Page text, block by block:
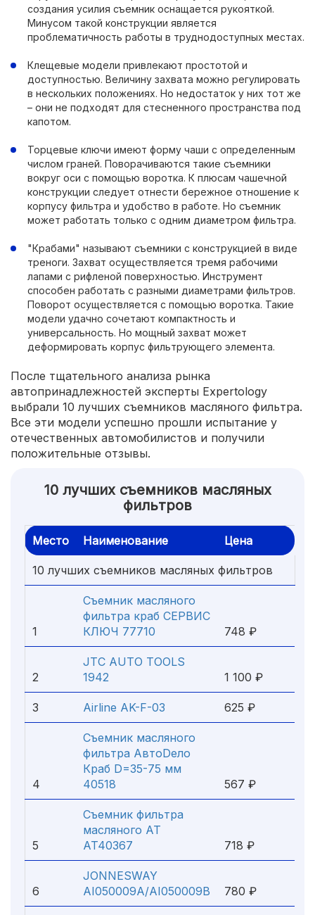
создания усилия съемник оснащается рукояткой.
Минусом такой конструкции является
проблематичность работы в труднодоступных местах.
Клещевые модели привлекают простотой и
доступностью. Величину захвата можно регулировать
в нескольких положениях. Но недостаток у них тот же
– они не подходят для стесненного пространства под
капотом.
Торцевые ключи имеют форму чаши с определенным
числом граней. Поворачиваются такие съемники
вокруг оси с помощью воротка. К плюсам чашечной
конструкции следует отнести бережное отношение к
корпусу фильтра и удобство в работе. Но съемник
может работать только с одним диаметром фильтра.
"Крабами" называют съемники с конструкцией в виде
треноги. Захват осуществляется тремя рабочими
лапами с рифленой поверхностью. Инструмент
способен работать с разными диаметрами фильтров.
Поворот осуществляется с помощью воротка. Такие
модели удачно сочетают компактность и
универсальность. Но мощный захват может
деформировать корпус фильтрующего элемента.
После тщательного анализа рынка
автопринадлежностей эксперты Expertology
выбрали 10 лучших съемников масляного фильтра.
Все эти модели успешно прошли испытание у
отечественных автомобилистов и получили
положительные отзывы.
10 лучших съемников масляных
фильтров
Место Наименование Цена
10 лучших съемников масляных фильтров
1
Съемник масляного
фильтра краб СЕРВИС
КЛЮЧ 77710
748 ₽
2
JTC AUTO TOOLS
1942
1 100 ₽
3 Airline AK-F-03 625 ₽
4
Съемник масляного
фильтра АвтоDело
Краб D=35-75 мм
40518
567 ₽
5
Съемник фильтра
масляного AT
AT40367
718 ₽
6
JONNESWAY
AI050009A/AI050009B
780 ₽